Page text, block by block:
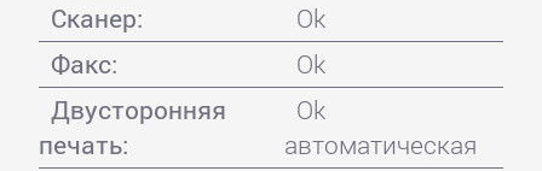
Сканер:
Ok
Факс:
Ok
Двусторонняя
печать:
Ok
автоматическая